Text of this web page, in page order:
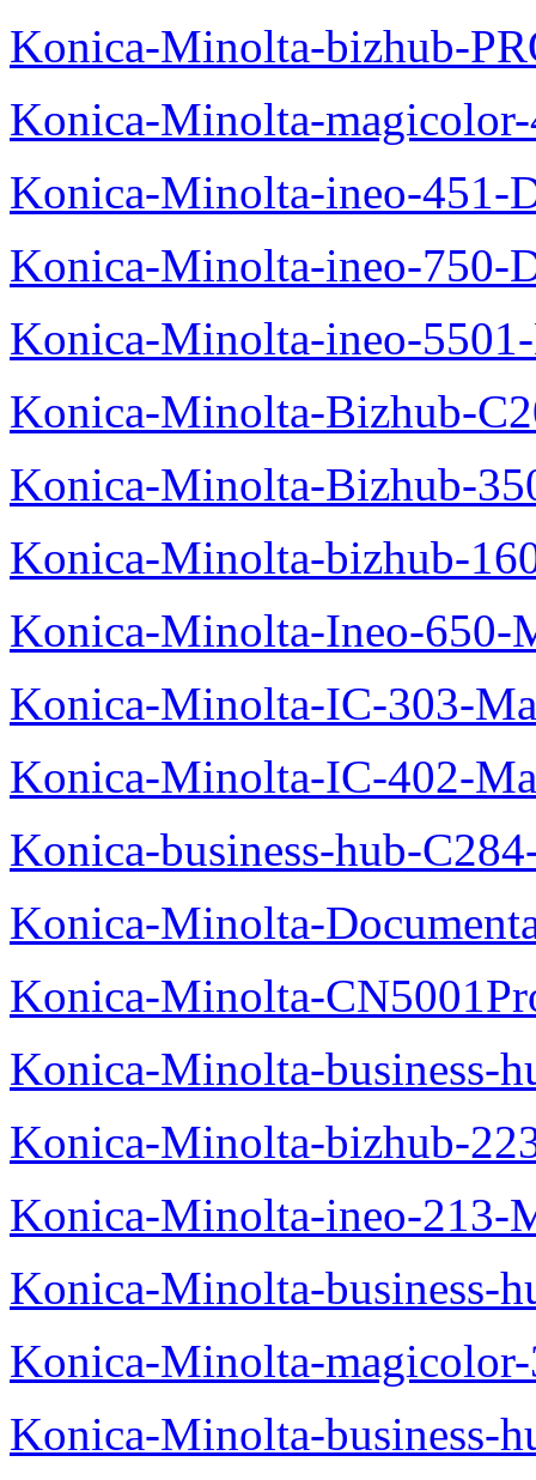
Konica-Minolta-bizhub-
Konica-Minolta-
Konica-Minolta-ineo-451-
Konica-Minolta-ineo-750-
Konica-Minolta-ineo-
Konica-Minolta-Bizhub-
Konica-Minolta-Bizhub-
Konica-Minolta-bizhub-
Konica-Minolta-Ineo-650-
Konica-Minolta-IC-303-
Konica-Minolta-IC-402-
Konica-business-hub-
Konica-Minolta-
Konica-Minolta-
Konica-Minolta-business-
Konica-Minolta-bizhub-
Konica-Minolta-ineo-213-
Konica-Minolta-business-
Konica-Minolta-
Konica-Minolta-business-